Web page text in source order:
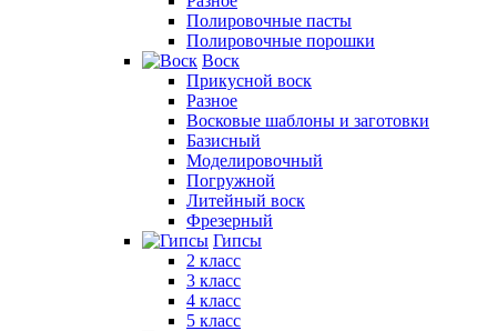
Полировочные пасты
Полировочные порошки
Воск
Прикусной воск
Разное
Восковые шаблоны и заготовки
Базисный
Моделировочный
Погружной
Литейный воск
Фрезерный
Гипсы
2 класс
3 класс
4 класс
5 класс